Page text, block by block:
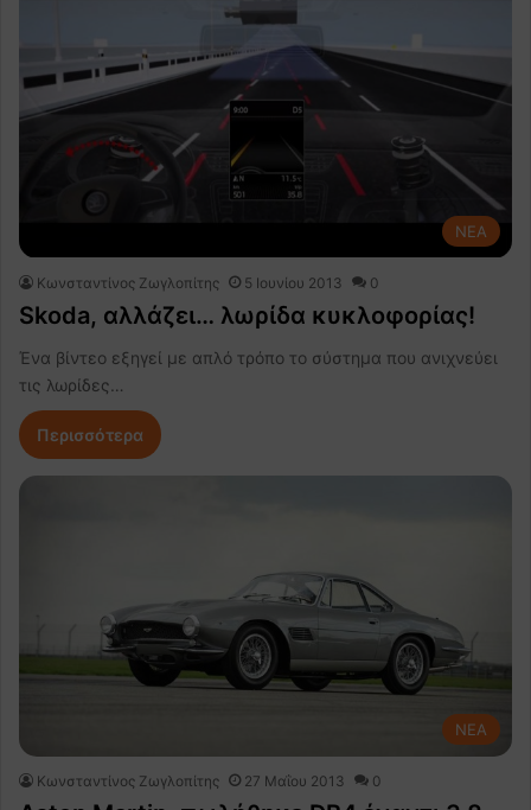
NEA
Κωνσταντίνος Ζωγλοπίτης 5 Ιουνίου 2013 0
Skoda, αλλάζει… λωρίδα κυκλοφορίας!
Ένα βίντεο εξηγεί με απλό τρόπο το σύστημα που ανιχνεύει
τις λωρίδες…
Περισσότερα
NEA
Κωνσταντίνος Ζωγλοπίτης 27 Μαΐου 2013 0